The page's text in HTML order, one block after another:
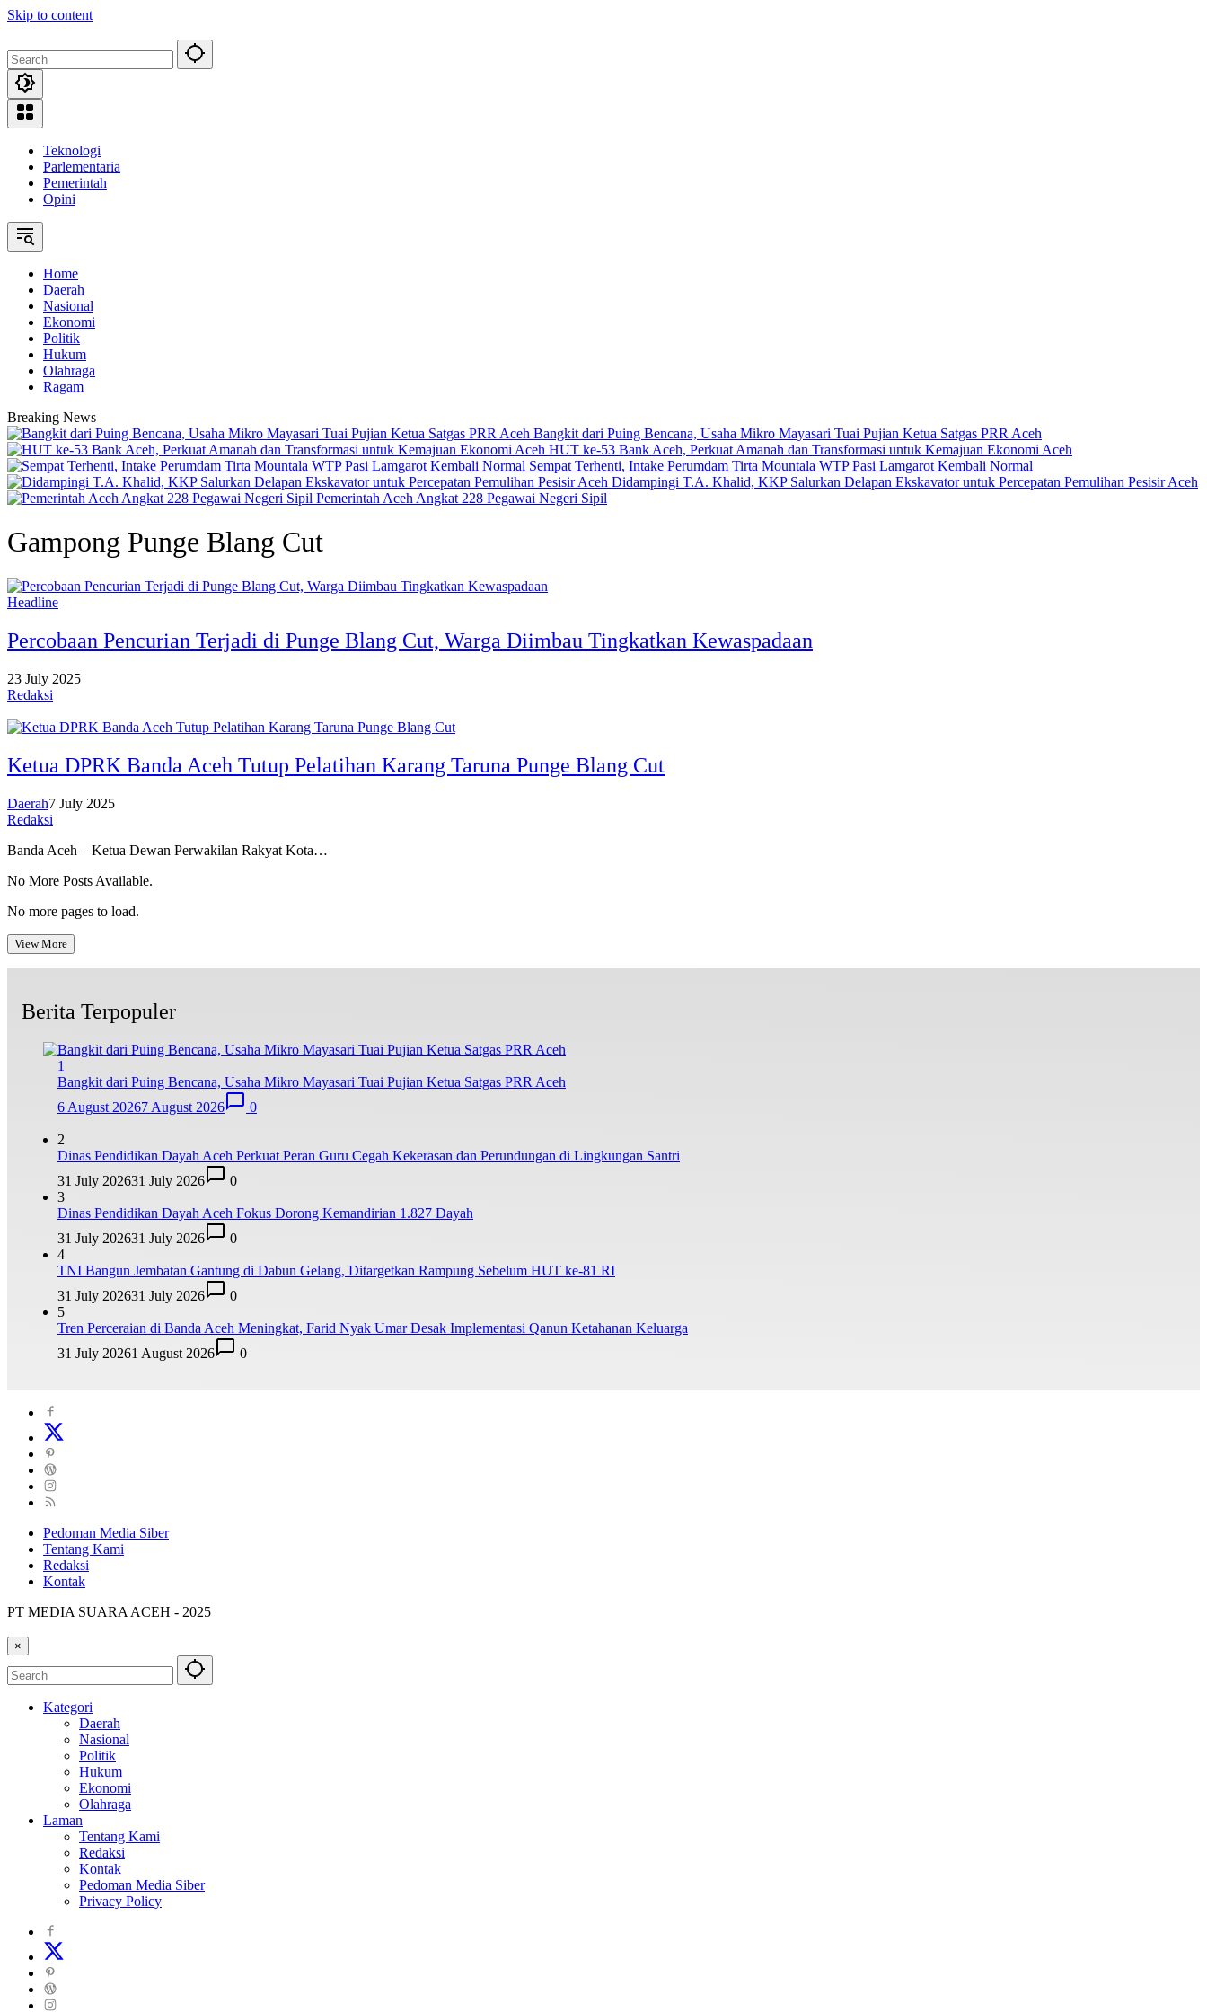
Skip to content
Teknologi
Parlementaria
Pemerintah
Opini
Home
Daerah
Nasional
Ekonomi
Politik
Hukum
Olahraga
Ragam
Breaking News
Bangkit dari Puing Bencana, Usaha Mikro Mayasari Tuai Pujian Ketua Satgas PRR Aceh
HUT ke-53 Bank Aceh, Perkuat Amanah dan Transformasi untuk Kemajuan Ekonomi Aceh
Sempat Terhenti, Intake Perumdam Tirta Mountala WTP Pasi Lamgarot Kembali Normal
Didampingi T.A. Khalid, KKP Salurkan Delapan Ekskavator untuk Percepatan Pemulihan Pesisir Aceh
Pemerintah Aceh Angkat 228 Pegawai Negeri Sipil
Gampong Punge Blang Cut
Headline
Percobaan Pencurian Terjadi di Punge Blang Cut, Warga Diimbau Tingkatkan Kewaspadaan
23 July 2025
Redaksi
Ketua DPRK Banda Aceh Tutup Pelatihan Karang Taruna Punge Blang Cut
Daerah7 July 2025
Redaksi
Banda Aceh – Ketua Dewan Perwakilan Rakyat Kota…
No More Posts Available.
No more pages to load.
View More
Berita Terpopuler
1
Bangkit dari Puing Bencana, Usaha Mikro Mayasari Tuai Pujian Ketua Satgas PRR Aceh
6 August 20267 August 2026 0
2
Dinas Pendidikan Dayah Aceh Perkuat Peran Guru Cegah Kekerasan dan Perundungan di Lingkungan Santri
31 July 202631 July 2026
0
3
Dinas Pendidikan Dayah Aceh Fokus Dorong Kemandirian 1.827 Dayah
31 July 202631 July 2026
0
4
TNI Bangun Jembatan Gantung di Dabun Gelang, Ditargetkan Rampung Sebelum HUT ke-81 RI
31 July 202631 July 2026
0
5
Tren Perceraian di Banda Aceh Meningkat, Farid Nyak Umar Desak Implementasi Qanun Ketahanan Keluarga
31 July 20261 August 2026 0
Pedoman Media Siber
Tentang Kami
Redaksi
Kontak
PT MEDIA SUARA ACEH - 2025
×
Kategori
Daerah
Nasional
Politik
Hukum
Ekonomi
Olahraga
Laman
Tentang Kami
Redaksi
Kontak
Pedoman Media Siber
Privacy Policy